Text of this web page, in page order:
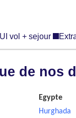
vol + sejour
de nos
Egypte
Hurghada